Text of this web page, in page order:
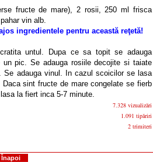
fructe de mare), 2 rosii, 250 ml frisca
vin alb.
ingredientele pentru această reţetă!
untul. Dupa ce sa topit se adauga
pic. Se adauga rosiile decojite si taiate
Se adauga vinul. In cazul scoicilor se lasa
sint fructe de mare congelate se fierb
la fiert inca 5-7 minute.
7.328 vizualizări
1.091 tipăriri
2 trimiteri